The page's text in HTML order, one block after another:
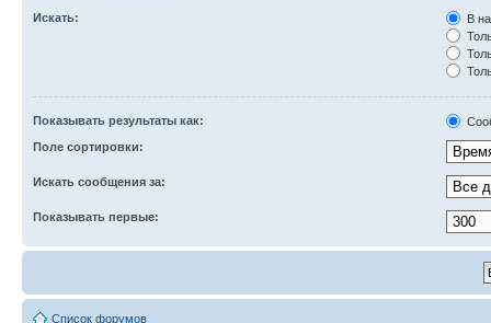
Искать:
В
Показывать результаты как:
Поле сортировки:
Искать сообщения за:
Показывать первые:
Список форумов